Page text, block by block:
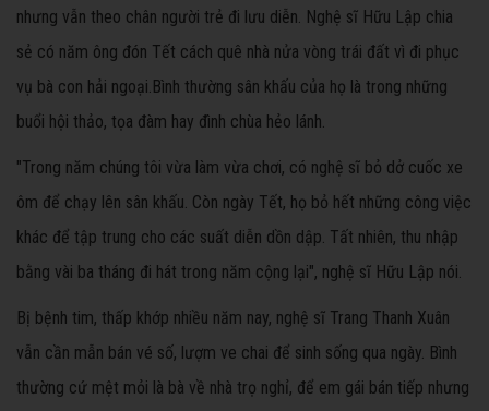
nhưng vẫn theo chân người trẻ đi lưu diễn. Nghệ sĩ Hữu Lập chia
sẻ có năm ông đón Tết cách quê nhà nửa vòng trái đất vì đi phục
vụ bà con hải ngoại. Bình thường sân khấu của họ là trong những
buổi hội thảo, tọa đàm hay đình chùa hẻo lánh.
"Trong năm chúng tôi vừa làm vừa chơi, có nghệ sĩ bỏ dở cuốc xe
ôm để chạy lên sân khấu. Còn ngày Tết, họ bỏ hết những công việc
khác để tập trung cho các suất diễn dồn dập. Tất nhiên, thu nhập
bằng vài ba tháng đi hát trong năm cộng lại", nghệ sĩ Hữu Lập nói.
Bị bệnh tim, thấp khớp nhiều năm nay, nghệ sĩ Trang Thanh Xuân
vẫn cần mẫn bán vé số, lượm ve chai để sinh sống qua ngày. Bình
thường cứ mệt mỏi là bà về nhà trọ nghỉ, để em gái bán tiếp nhưng